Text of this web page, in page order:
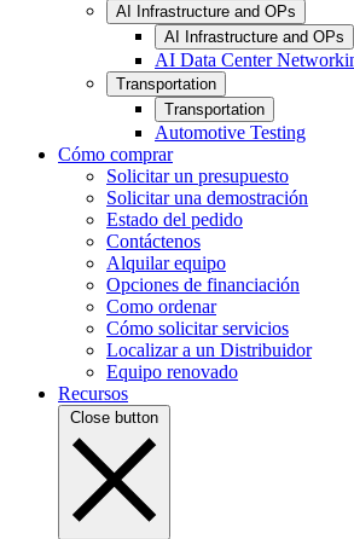
AI Infrastructure and OPs
AI Infrastructure and OPs
AI Data Center
Transportation
Transportation
Automotive Testing
Cómo comprar
Solicitar un presupuesto
Solicitar una demostración
Estado del pedido
Contáctenos
Alquilar equipo
Opciones de financiación
Como ordenar
Cómo solicitar servicios
Localizar a un Distribuidor
Equipo renovado
Recursos
Close button